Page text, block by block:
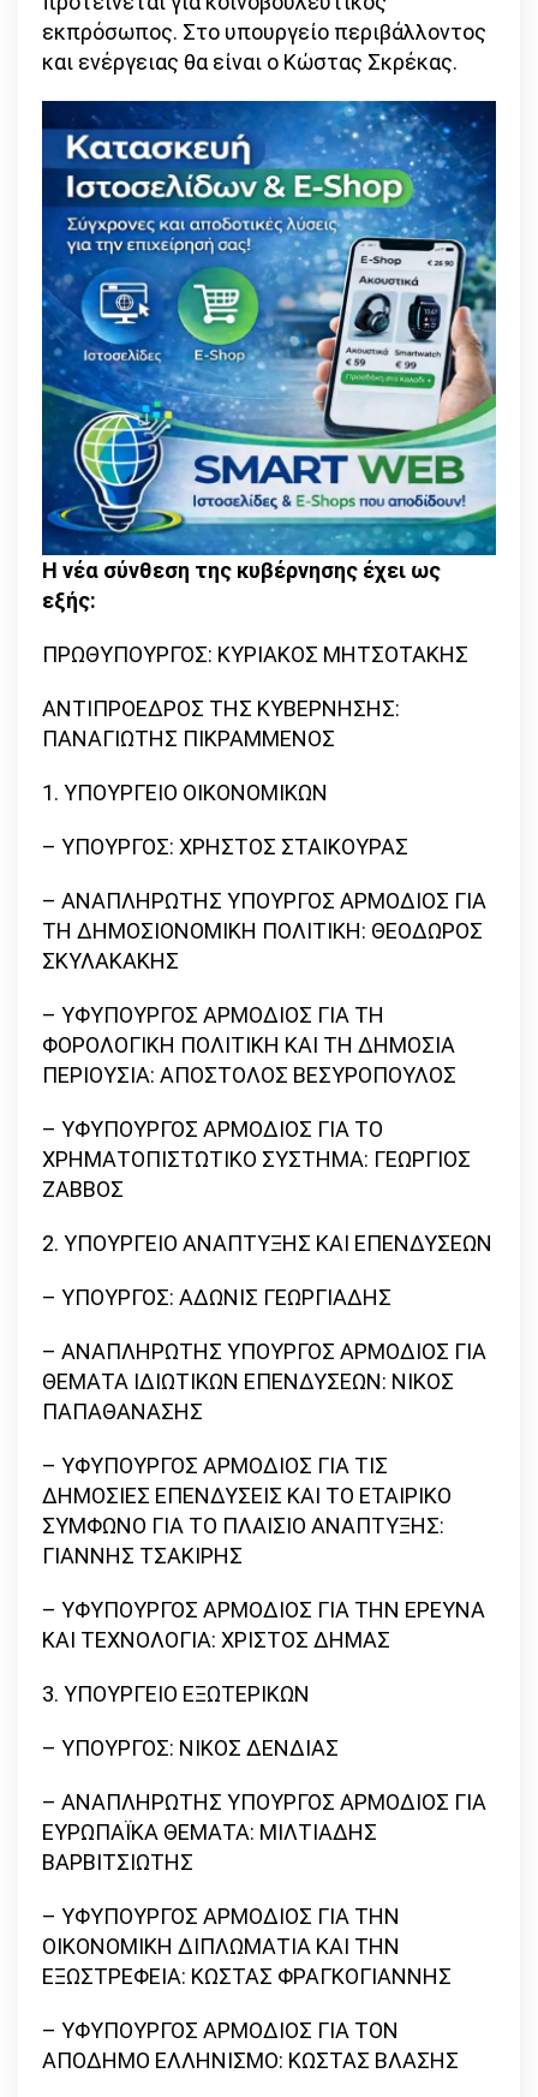
εκπρόσωπος. Στο υπουργείο περιβάλλοντος
και ενέργειας θα είναι ο Κώστας Σκρέκας.
Η νέα σύνθεση της κυβέρνησης έχει ως
εξής:
ΠΡΩΘΥΠΟΥΡΓΟΣ: ΚΥΡΙΑΚΟΣ ΜΗΤΣΟΤΑΚΗΣ
ΑΝΤΙΠΡΟΕΔΡΟΣ ΤΗΣ ΚΥΒΕΡΝΗΣΗΣ:
ΠΑΝΑΓΙΩΤΗΣ ΠΙΚΡΑΜΜΕΝΟΣ
1. ΥΠΟΥΡΓΕΙΟ ΟΙΚΟΝΟΜΙΚΩΝ
– ΥΠΟΥΡΓΟΣ: ΧΡΗΣΤΟΣ ΣΤΑΙΚΟΥΡΑΣ
– ΑΝΑΠΛΗΡΩΤΗΣ ΥΠΟΥΡΓΟΣ ΑΡΜΟΔΙΟΣ ΓΙΑ
ΤΗ ΔΗΜΟΣΙΟΝΟΜΙΚΗ ΠΟΛΙΤΙΚΗ: ΘΕΟΔΩΡΟΣ
ΣΚΥΛΑΚΑΚΗΣ
– ΥΦΥΠΟΥΡΓΟΣ ΑΡΜΟΔΙΟΣ ΓΙΑ ΤΗ
ΦΟΡΟΛΟΓΙΚΗ ΠΟΛΙΤΙΚΗ ΚΑΙ ΤΗ ΔΗΜΟΣΙΑ
ΠΕΡΙΟΥΣΙΑ: ΑΠΟΣΤΟΛΟΣ ΒΕΣΥΡΟΠΟΥΛΟΣ
– ΥΦΥΠΟΥΡΓΟΣ ΑΡΜΟΔΙΟΣ ΓΙΑ ΤΟ
ΧΡΗΜΑΤΟΠΙΣΤΩΤΙΚΟ ΣΥΣΤΗΜΑ: ΓΕΩΡΓΙΟΣ
ΖΑΒΒΟΣ
2. ΥΠΟΥΡΓΕΙΟ ΑΝΑΠΤΥΞΗΣ ΚΑΙ ΕΠΕΝΔΥΣΕΩΝ
– ΥΠΟΥΡΓΟΣ: ΑΔΩΝΙΣ ΓΕΩΡΓΙΑΔΗΣ
– ΑΝΑΠΛΗΡΩΤΗΣ ΥΠΟΥΡΓΟΣ ΑΡΜΟΔΙΟΣ ΓΙΑ
ΘΕΜΑΤΑ ΙΔΙΩΤΙΚΩΝ ΕΠΕΝΔΥΣΕΩΝ: ΝΙΚΟΣ
ΠΑΠΑΘΑΝΑΣΗΣ
– ΥΦΥΠΟΥΡΓΟΣ ΑΡΜΟΔΙΟΣ ΓΙΑ ΤΙΣ
ΔΗΜΟΣΙΕΣ ΕΠΕΝΔΥΣΕΙΣ ΚΑΙ ΤΟ ΕΤΑΙΡΙΚΟ
ΣΥΜΦΩΝΟ ΓΙΑ ΤΟ ΠΛΑΙΣΙΟ ΑΝΑΠΤΥΞΗΣ:
ΓΙΑΝΝΗΣ ΤΣΑΚΙΡΗΣ
– ΥΦΥΠΟΥΡΓΟΣ ΑΡΜΟΔΙΟΣ ΓΙΑ ΤΗΝ ΕΡΕΥΝΑ
ΚΑΙ ΤΕΧΝΟΛΟΓΙΑ: ΧΡΙΣΤΟΣ ΔΗΜΑΣ
3. ΥΠΟΥΡΓΕΙΟ ΕΞΩΤΕΡΙΚΩΝ
– ΥΠΟΥΡΓΟΣ: ΝΙΚΟΣ ΔΕΝΔΙΑΣ
– ΑΝΑΠΛΗΡΩΤΗΣ ΥΠΟΥΡΓΟΣ ΑΡΜΟΔΙΟΣ ΓΙΑ
ΕΥΡΩΠΑΪΚΑ ΘΕΜΑΤΑ: ΜΙΛΤΙΑΔΗΣ
ΒΑΡΒΙΤΣΙΩΤΗΣ
– ΥΦΥΠΟΥΡΓΟΣ ΑΡΜΟΔΙΟΣ ΓΙΑ ΤΗΝ
ΟΙΚΟΝΟΜΙΚΗ ΔΙΠΛΩΜΑΤΙΑ ΚΑΙ ΤΗΝ
ΕΞΩΣΤΡΕΦΕΙΑ: ΚΩΣΤΑΣ ΦΡΑΓΚΟΓΙΑΝΝΗΣ
– ΥΦΥΠΟΥΡΓΟΣ ΑΡΜΟΔΙΟΣ ΓΙΑ ΤΟΝ
ΑΠΟΔΗΜΟ ΕΛΛΗΝΙΣΜΟ: ΚΩΣΤΑΣ ΒΛΑΣΗΣ